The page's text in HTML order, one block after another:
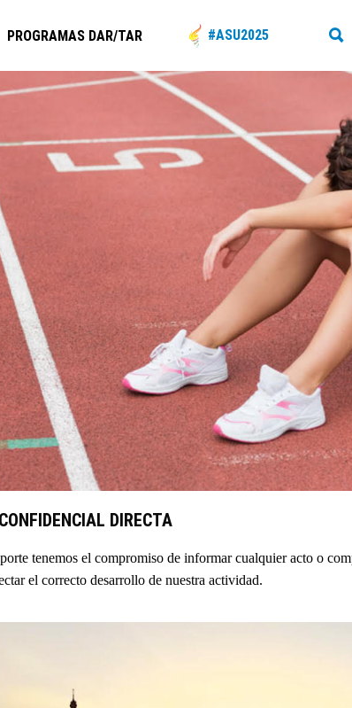
PROGRAMAS DAR/TAR #ASU2025
DIRECTA
tenemos el compromiso de informar cualquier acto o
el correcto desarrollo de nuestra actividad.